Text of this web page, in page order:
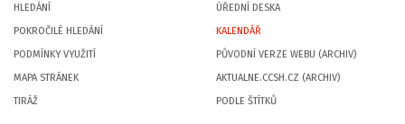
HLEDÁNÍ
POKROČILÉ HLEDÁNÍ
PODMÍNKY VYUŽITÍ
MAPA STRÁNEK
TIRÁŽ
ÚŘEDNÍ DESKA
KALENDÁŘ
PŮVODNÍ VERZE WEBU (ARCHIV)
AKTUALNE.CCSH.CZ (ARCHIV)
PODLE ŠTÍTKŮ